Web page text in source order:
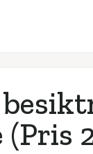
(Pris